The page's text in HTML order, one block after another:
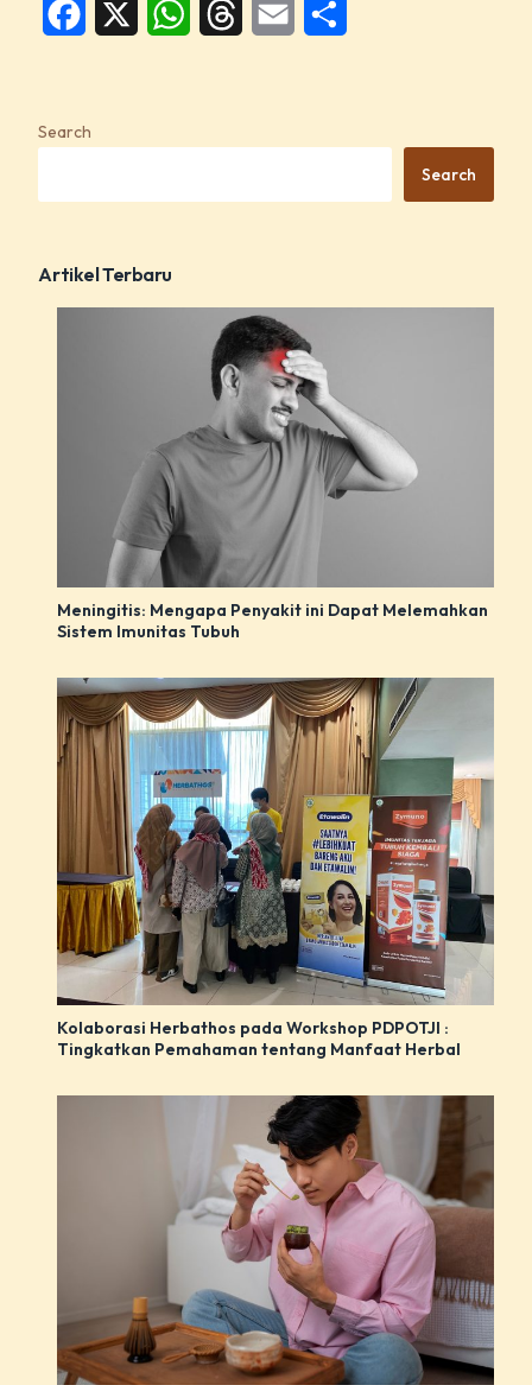
Facebook WhatsApp
Threads Email
Search
Search
Artikel Terbaru
Meningitis: Mengapa Penyakit ini Dapat Melemahkan
Sistem Imunitas Tubuh
Kolaborasi Herbathos pada Workshop PDPOTJI :
Tingkatkan Pemahaman tentang Manfaat Herbal